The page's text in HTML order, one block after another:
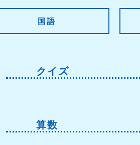
国語
クイズ
算数